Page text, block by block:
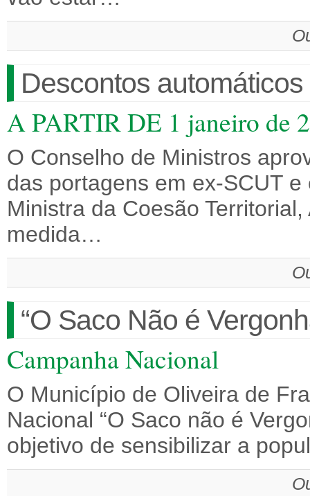
Descontos automáticos
A PARTIR DE 1 janeiro de
O Conselho de Ministros
das portagens em ex-SCUT
Ministra da Coesão
medida…
“O Saco Não é
Campanha Nacional
O Município de Oliveira de
Nacional “O Saco não é
objetivo de sensibilizar a